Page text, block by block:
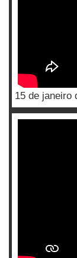
15 de janeiro